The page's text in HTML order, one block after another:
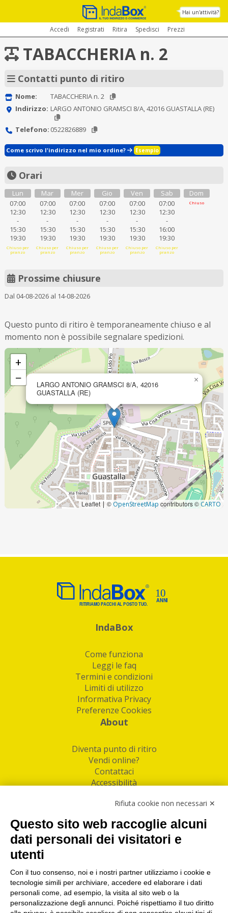
Hai un'attività?
Accedi Registrati Ritira Spedisci Prezzi
TABACCHERIA n. 2
Contatti punto di ritiro
Nome:
TABACCHERIA n. 2
Indirizzo: LARGO ANTONIO GRAMSCI 8/A, 42016 GUASTALLA (RE)
Telefono: 0522826889
Come scrivo l'indirizzo nel mio ordine? Esempio
Orari
Lun
07:00
12:30
-
15:30
19:30
Chiuso per
pranzo
Mar
07:00
12:30
-
15:30
19:30
Chiuso per
pranzo
Mer
07:00
12:30
-
15:30
19:30
Chiuso per
pranzo
Gio
07:00
12:30
-
15:30
19:30
Chiuso per
pranzo
Ven
07:00
12:30
-
15:30
19:30
Chiuso per
pranzo
Sab
07:00
12:30
-
16:00
19:30
Chiuso per
pranzo
Dom
Chiuso
Prossime chiusure
Dal 04-08-2026 al 14-08-2026
Questo punto di ritiro è temporaneamente chiuso e al
momento non è possibile segnalare spedizioni.
LARGO ANTONIO GRAMSCI 8/A, 42016
GUASTALLA (RE)
×
+
−
Leaflet | ©OpenStreetMap contributors ©CARTO
IndaBox
Come funziona
Leggi le faq
Termini e condizioni
Limiti di utilizzo
Informativa Privacy
Preferenze Cookies
About
Diventa punto di ritiro
Vendi online?
Contattaci
Accessibilità
Facebook
Linkedin
I nostri punti di ritiro e spedizione pacchi nelle
maggiori città italiane
Torino|Milano|Roma|Bologna|Firenze| Genova
Napoli|Varese
Rifiuta cookie non necessari ✕
Questo sito web raccoglie alcuni
dati personali dei visitatori e
utenti
Con il tuo consenso, noi e i nostri partner utilizziamo i cookie e
tecnologie simili per archiviare, accedere ed elaborare i dati
personali come, ad esempio, la visita al sito web o la
personalizzazione degli annunci. Poiché rispettiamo il tuo diritto